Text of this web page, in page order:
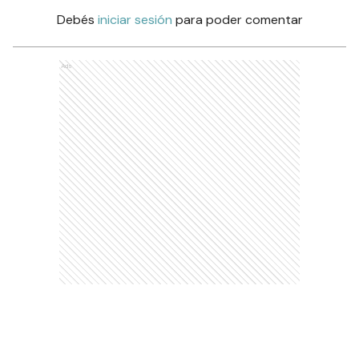
Debés iniciar sesión para poder comentar
Ads